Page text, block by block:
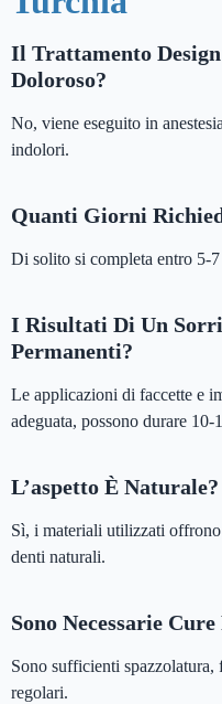
Il Trattamento
Doloroso?
No, viene eseguito in
indolori.
Quanti Giorni
Di solito si completa entro 5-
I Risultati Di Un
Permanenti?
Le applicazioni di faccette e
adeguata, possono durare 10-
L’aspetto È Naturale?
Sì, i materiali utilizzati
denti naturali.
Sono Necessarie
Sono sufficienti
regolari.